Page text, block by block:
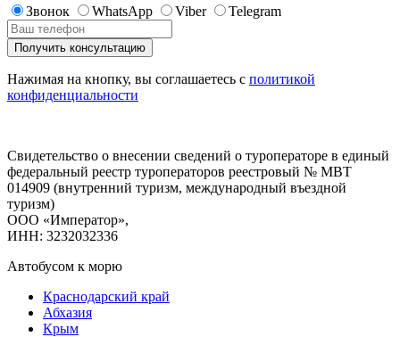
Звонок WhatsApp Viber Telegram
Нажимая на кнопку, вы соглашаетесь с политикой
конфиденциальности
Свидетельство о внесении сведений о туроператоре в единый
федеральный реестр туроператоров реестровый № МВТ
014909 (внутренний туризм, международный въездной
туризм)
ООО «Император»,
ИНН: 3232032336
Автобусом к морю
Краснодарский край
Абхазия
Крым